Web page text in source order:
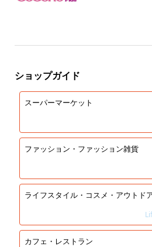
ショップガイド
スーパーマーケット
ファッション・ファッション雑貨
ライフスタイル・コスメ・アウトド
カフェ・レストラン